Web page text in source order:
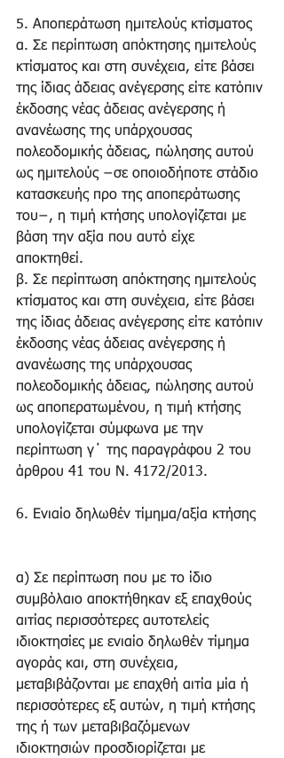
5. Αποπεράτωση ημιτελούς κτίσματος
α. Σε περίπτωση απόκτησης ημιτελούς
κτίσματος και στη συνέχεια, είτε βάσει
της ίδιας άδειας ανέγερσης είτε κατόπιν
έκδοσης νέας άδειας ανέγερσης ή
ανανέωσης της υπάρχουσας
πολεοδομικής άδειας, πώλησης αυτού
ως ημιτελούς −σε οποιοδήποτε στάδιο
κατασκευής προ της αποπεράτωσης
του−, η τιμή κτήσης υπολογίζεται με
βάση την αξία που αυτό είχε
αποκτηθεί.
β. Σε περίπτωση απόκτησης ημιτελούς
κτίσματος και στη συνέχεια, είτε βάσει
της ίδιας άδειας ανέγερσης είτε κατόπιν
έκδοσης νέας άδειας ανέγερσης ή
ανανέωσης της υπάρχουσας
πολεοδομικής άδειας, πώλησης αυτού
ως αποπερατωμένου, η τιμή κτήσης
υπολογίζεται σύμφωνα με την
περίπτωση γ΄ της παραγράφου 2 του
άρθρου 41 του Ν. 4172/2013.
6. Ενιαίο δηλωθέν τίμημα/αξία κτήσης
α) Σε περίπτωση που με το ίδιο
συμβόλαιο αποκτήθηκαν εξ επαχθούς
αιτίας περισσότερες αυτοτελείς
ιδιοκτησίες με ενιαίο δηλωθέν τίμημα
αγοράς και, στη συνέχεια,
μεταβιβάζονται με επαχθή αιτία μία ή
περισσότερες εξ αυτών, η τιμή κτήσης
της ή των μεταβιβαζόμενων
ιδιοκτησιών προσδιορίζεται με